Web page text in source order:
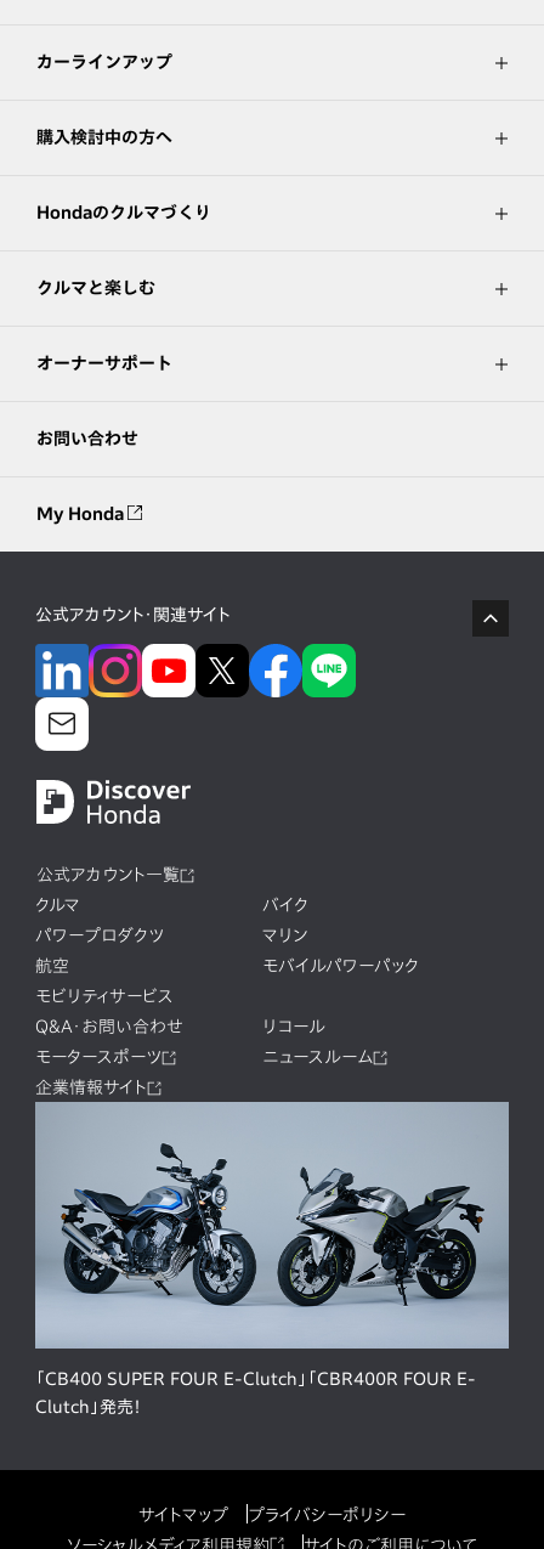
カーラインアップ
購入検討中の方へ
Hondaのクルマづくり
クルマと楽しむ
オーナーサポート
お問い合わせ
My Honda
公式アカウント・関連サイト
公式アカウント一覧
クルマ
バイク
パワープロダクツ
マリン
航空
モバイルパワーパック
モビリティサービス
Q&A・お問い合わせ
リコール
モータースポーツ
ニュースルーム
企業情報サイト
「CB400 SUPER FOUR E-Clutch」「CBR400R FOUR E-
Clutch」発売！
サイトマップ
プライバシーポリシー
ソーシャルメディア利用規約
サイトのご利用について